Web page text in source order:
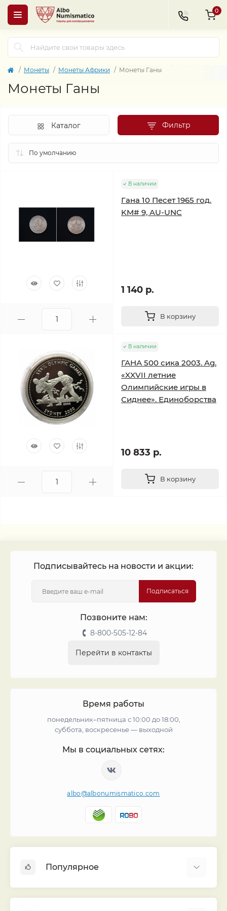
0
Монеты Монеты Африки Монеты Ганы
Монеты Ганы
Фильтр
Каталог
В наличии
Гана 10 Песет 1965 год.
KM# 9, AU-UNC
1 140 р.
В корзину
В наличии
ГАНА 500 сика 2003. Ag.
«XXVII летние
Олимпийские игры в
Сиднее». Единоборства
10 833 р.
В корзину
Подписывайтесь на новости и акции:
Подписаться
Позвоните нам:
8-800-505-12-84
Перейти в контакты
Время работы
понедельник–пятница с 10:00 до 18:00,
суббота, воскресенье — выходной
Мы в социальных сетях:
albo@albonumismatico.com
Популярное